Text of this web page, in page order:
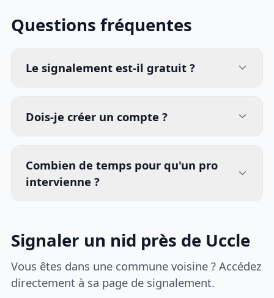
Questions fréquentes
Le signalement est-il gratuit ?
Dois-je créer un compte ?
Combien de temps pour qu'un pro
intervienne ?
Signaler un nid près de Uccle
Vous êtes dans une commune voisine ? Accédez
directement à sa page de signalement.